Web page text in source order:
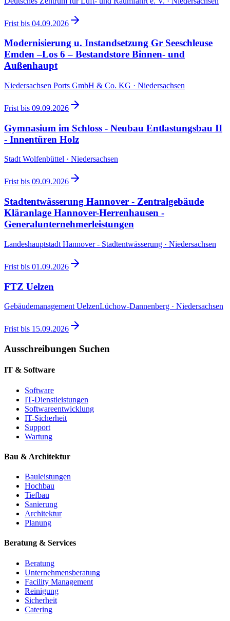
Frist bis 04.09.2026
Modernisierung u. Instandsetzung Gr Seeschleuse
Emden –Los 6 – Bestandstore Binnen- und
Außenhaupt
Niedersachsen Ports GmbH & Co. KG · Niedersachsen
Frist bis 09.09.2026
Gymnasium im Schloss - Neubau Entlastungsbau II
- Innentüren Holz
Stadt Wolfenbüttel · Niedersachsen
Frist bis 09.09.2026
Stadtentwässerung Hannover - Zentralgebäude
Kläranlage Hannover-Herrenhausen -
Generalunternehmerleistungen
Landeshauptstadt Hannover - Stadtentwässerung · Niedersachsen
Frist bis 01.09.2026
FTZ Uelzen
Gebäudemanagement UelzenLüchow-Dannenberg · Niedersachsen
Frist bis 15.09.2026
Ausschreibungen Suchen
IT & Software
Software
IT-Dienstleistungen
Softwareentwicklung
IT-Sicherheit
Support
Wartung
Bau & Architektur
Bauleistungen
Hochbau
Tiefbau
Sanierung
Architektur
Planung
Beratung & Services
Beratung
Unternehmensberatung
Facility Management
Reinigung
Sicherheit
Catering